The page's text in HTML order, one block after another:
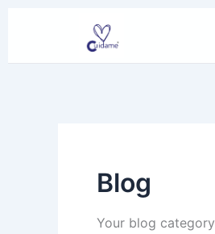
Blog
Your blog category